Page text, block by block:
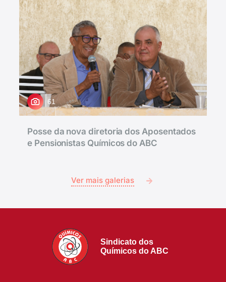
61
Posse da nova diretoria dos Aposentados
e Pensionistas Químicos do ABC
Ver mais galerias
Sindicato dos
Químicos do ABC